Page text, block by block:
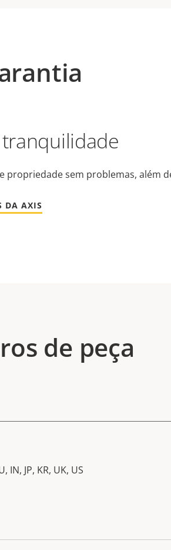
propriedade sem problemas, além
DA AXIS
de peça
IN, JP, KR, UK, US